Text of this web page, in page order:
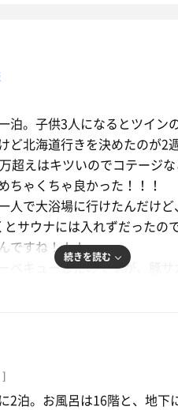
泊。子供3人になるとツイン
ど北海道行きを決めたのが2
超えはキツいのでコテージ
ちゃくちゃ良かった！！！
人で大浴場に行けたんだけ
サウナには入れずだったの
ですね！！！
ベキューしたのですが、豚サ
、珍しく子供達も食べまし
とても親切で本当に素晴らし
続きを読む
]
2泊。お風呂は16階と、地下